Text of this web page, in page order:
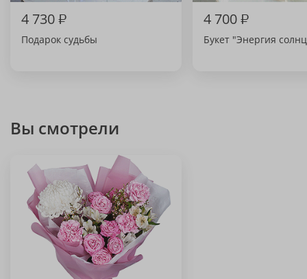
4 730₽
Подарок судьбы
4 700₽
Букет "Энергия
Вы смотрели